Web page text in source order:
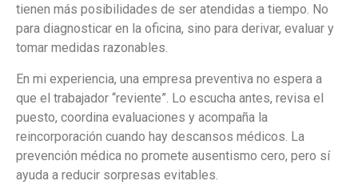
tienen más posibilidades de ser atendidas a tiempo. No
para diagnosticar en la oficina, sino para derivar, evaluar y
tomar medidas razonables.
En mi experiencia, una empresa preventiva no espera a
que el trabajador “reviente”. Lo escucha antes, revisa el
puesto, coordina evaluaciones y acompaña la
reincorporación cuando hay descansos médicos. La
prevención médica no promete ausentismo cero, pero sí
ayuda a reducir sorpresas evitables.